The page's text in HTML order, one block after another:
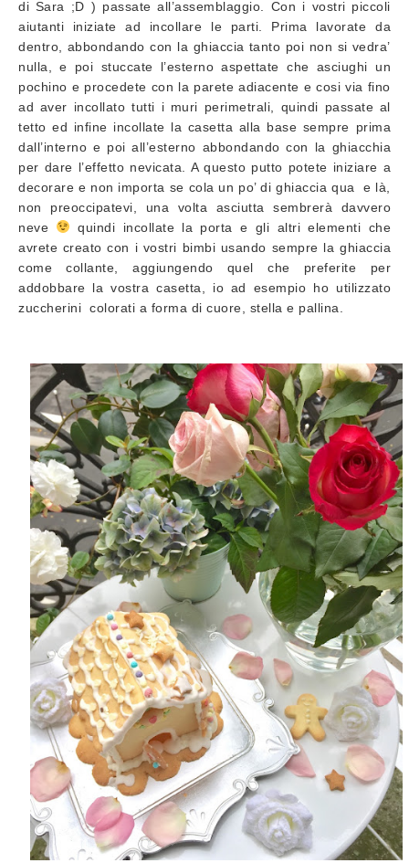
di Sara ;D ) passate all’assemblaggio. Con i vostri piccoli
aiutanti iniziate ad incollare le parti. Prima lavorate da
dentro, abbondando con la ghiaccia tanto poi non si vedra’
nulla, e poi stuccate l’esterno aspettate che asciughi un
pochino e procedete con la parete adiacente e cosi via fino
ad aver incollato tutti i muri perimetrali, quindi passate al
tetto ed infine incollate la casetta alla base sempre prima
dall’interno e poi all’esterno abbondando con la ghiacchia
per dare l’effetto nevicata. A questo putto potete iniziare a
decorare e non importa se cola un po’ di ghiaccia qua e là,
non preoccipatevi, una volta asciutta sembrerà davvero
neve
quindi incollate la porta e gli altri elementi che
avrete creato con i vostri bimbi usando sempre la ghiaccia
come collante, aggiungendo quel che preferite per
addobbare la vostra casetta, io ad esempio ho utilizzato
zuccherini colorati a forma di cuore, stella e pallina.